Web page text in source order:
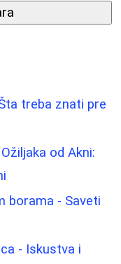
treba znati pre
od Akni:
borama - Saveti
- Iskustva i